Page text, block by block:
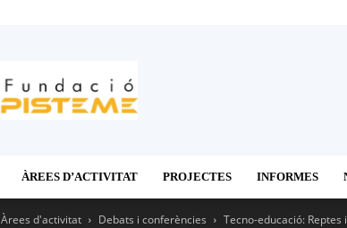
Episteme
ÀREES D’ACTIVITAT PROJECTES INFORMES
Àrees d'activitat Debats i conferències Tecno-educació: Reptes